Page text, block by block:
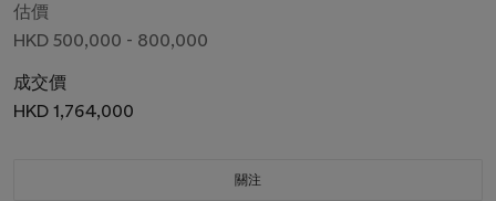
估價
HKD 500,000 - 800,000
成交價
HKD 1,764,000
關注